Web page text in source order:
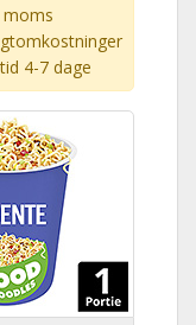
moms
4-7 dage